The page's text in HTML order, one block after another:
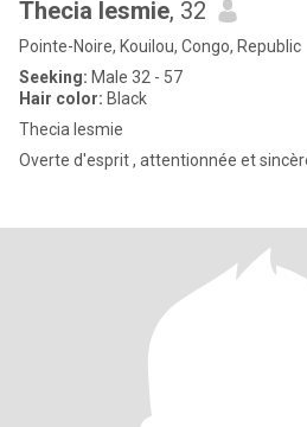
Thecia lesmie, 32
Pointe-Noire, Kouilou, Congo, Republic
Seeking: Male 32 - 57
Hair color: Black
Thecia lesmie
Overte d'esprit , attentionnée et